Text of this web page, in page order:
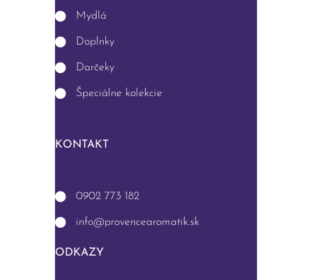
Mydlá
Doplnky
Darčeky
Špeciálne kolekcie
KONTAKT
0902 773 182
info@provencearomatik.sk
ODKAZY